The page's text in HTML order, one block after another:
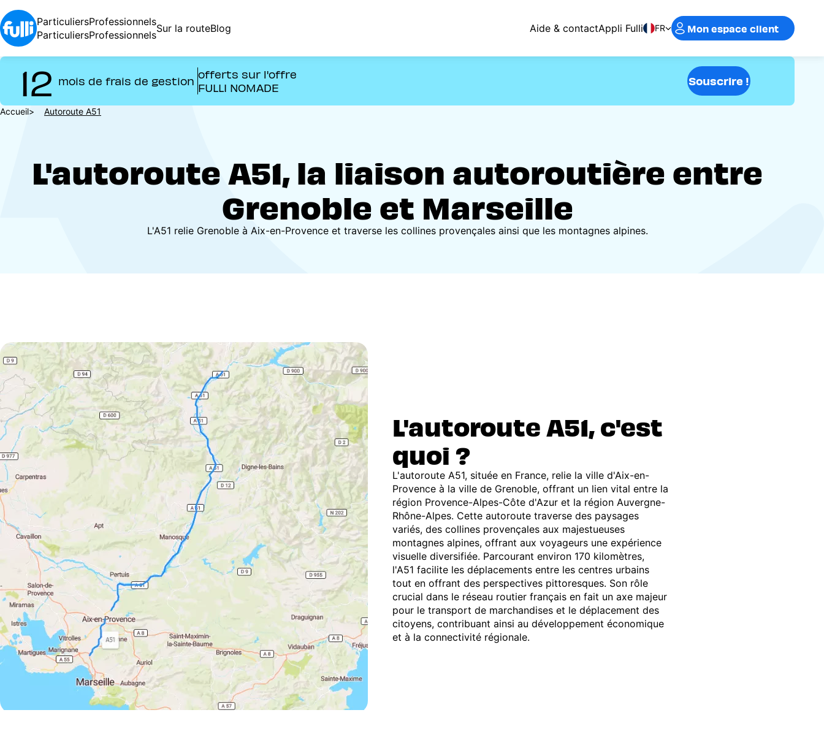
Aller
au
contenu
principal
Particuliers
Particuliers
Professionnels
Professionnels
Sur la routeBlog Aide & contactAppli Fulli FR Mon espace client
12 mois de frais de gestion
offerts sur l'offre
FULLI NOMADE
Souscrire !
Fil
Accueil Autoroute A51
L'autoroute A51, la liaison autoroutière entre
Grenoble et Marseille
L'A51 relie Grenoble à Aix-en-Provence et traverse les collines provençales ainsi que les montagnes alpines.
L'autoroute A51, c'est
quoi ?
L'autoroute A51, située en France, relie la ville d'Aix-en-
Provence à la ville de Grenoble, offrant un lien vital entre la
région Provence-Alpes-Côte d'Azur et la région Auvergne-
Rhône-Alpes. Cette autoroute traverse des paysages
variés, des collines provençales aux majestueuses
montagnes alpines, offrant aux voyageurs une expérience
visuelle diversifiée. Parcourant environ 170 kilomètres,
l'A51 facilite les déplacements entre les centres urbains
tout en offrant des perspectives pittoresques. Son rôle
crucial dans le réseau routier français en fait un axe majeur
pour le transport de marchandises et le déplacement des
citoyens, contribuant ainsi au développement économique
et à la connectivité régionale.